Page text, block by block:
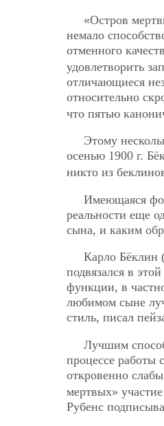
«Остров
немало
отменного
удовлетворить
отличающиеся
относительно
что пятью
Этому
осенью 1900 г.
никто из
Имеющаяся
реальности еще
сына, и каким
Карло Бёклин
подвязался в
функции, в
любимом сыне
стиль, писал
Лучшим
процессе работы
откровенно
мертвых»
Рубенс